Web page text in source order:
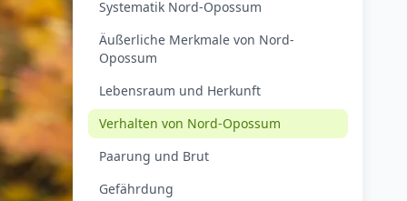
Systematik Nord-Opossum
Äußerliche Merkmale von Nord-
Opossum
Lebensraum und Herkunft
Verhalten von Nord-Opossum
Paarung und Brut
Gefährdung